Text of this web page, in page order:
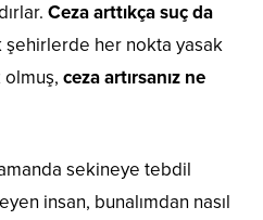
Ceza arttıkça suç da
şehirlerde her nokta yasak
ceza artırsanız ne
sekineye tebdil
insan, bunalımdan nasıl